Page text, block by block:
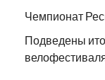
Чемпионат
Подведены